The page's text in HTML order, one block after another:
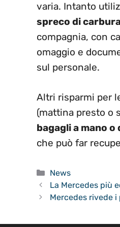
varia. Intanto
spreco di
compagnia, con
omaggio e
sul personale.
Altri risparmi per
(mattina presto o
bagagli a mano
che può far
Categorie
News
La Mercedes più
Mercedes rivede